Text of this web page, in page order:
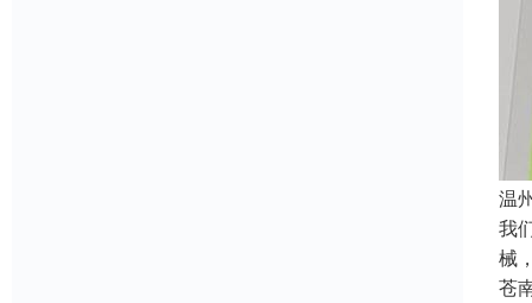
温
我
械
苍